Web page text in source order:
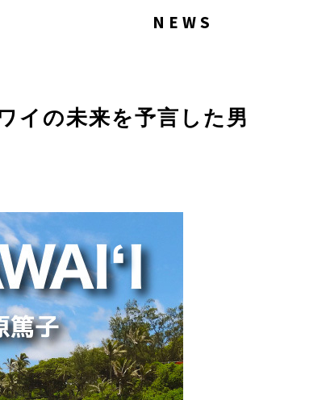
NEWS
イの未来を予言した男